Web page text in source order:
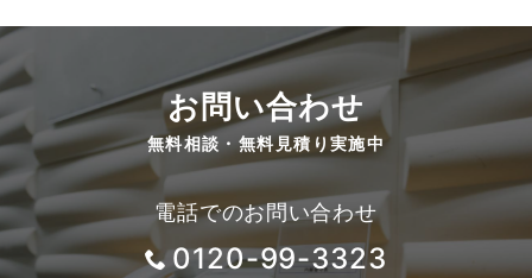
お問い合わせ
無料相談・無料見積り実施中
電話でのお問い合わせ
0120-99-3323